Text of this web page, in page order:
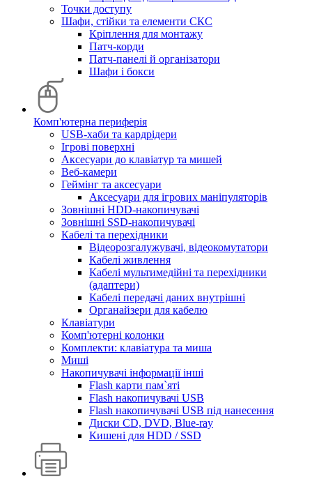
Точки доступу
Шафи, стійки та елементи СКС
Кріплення для монтажу
Патч-корди
Патч-панелі й організатори
Шафи і бокси
Комп'ютерна периферія
USB-хаби та кардрідери
Ігрові поверхні
Аксесуари до клавіатур та мишей
Веб-камери
Геймінг та аксесуари
Аксесуари для ігрових маніпуляторів
Зовнішні HDD-накопичувачі
Зовнішні SSD-накопичувачі
Кабелі та перехідники
Відеорозгалужувачі, відеокомутатори
Кабелі живлення
Кабелі мультимедійні та перехідники
(адаптери)
Кабелі передачі даних внутрішні
Органайзери для кабелю
Клавіатури
Комп'ютерні колонки
Комплекти: клавіатура та миша
Миші
Накопичувачі інформації інші
Flash карти пам`яті
Flash накопичувачі USB
Flash накопичувачі USB під нанесення
Диски CD, DVD, Blue-ray
Кишені для HDD / SSD